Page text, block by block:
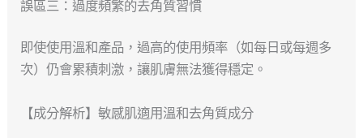
誤區三：過度頻繁的去角質習慣
即使使用溫和產品，過高的使用頻率（如每日或每週多
次）仍會累積刺激，讓肌膚無法獲得穩定。
【成分解析】敏感肌適用溫和去角質成分